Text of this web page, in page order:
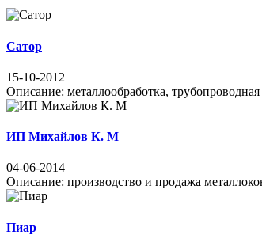
Сатор
15-10-2012
Описание: металлообработка,
ИП Михайлов К. М
04-06-2014
Описание: производство и продажа
Пиар